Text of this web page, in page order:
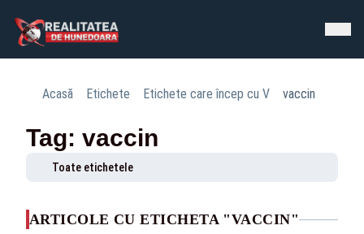
Acasă Etichete Etichete care încep cu V vaccin
Tag: vaccin
Toate etichetele
ARTICOLE CU ETICHETA "VACCIN"